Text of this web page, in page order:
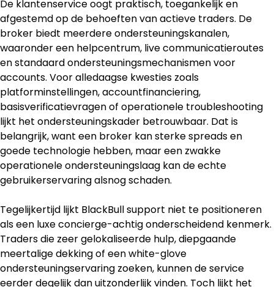
De klantenservice oogt praktisch, toegankelijk en
afgestemd op de behoeften van actieve traders. De
broker biedt meerdere ondersteuningskanalen,
waaronder een helpcentrum, live communicatieroutes
en standaard ondersteuningsmechanismen voor
accounts. Voor alledaagse kwesties zoals
platforminstellingen, accountfinanciering,
basisverificatievragen of operationele troubleshooting
lijkt het ondersteuningskader betrouwbaar. Dat is
belangrijk, want een broker kan sterke spreads en
goede technologie hebben, maar een zwakke
operationele ondersteuningslaag kan de echte
gebruikerservaring alsnog schaden.
Tegelijkertijd lijkt BlackBull support niet te positioneren
als een luxe concierge-achtig onderscheidend kenmerk.
Traders die zeer gelokaliseerde hulp, diepgaande
meertalige dekking of een white-glove
ondersteuningservaring zoeken, kunnen de service
eerder degelijk dan uitzonderlijk vinden. Toch lijkt het